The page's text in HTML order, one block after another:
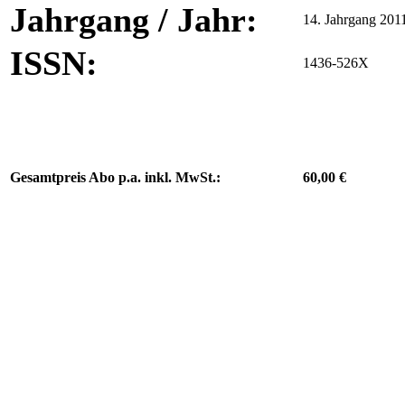
Jahrgang / Jahr: 14. Jahrgang
ISSN: 1436-526X
Gesamtpreis Abo p.a. inkl. MwSt.: 60,00 €